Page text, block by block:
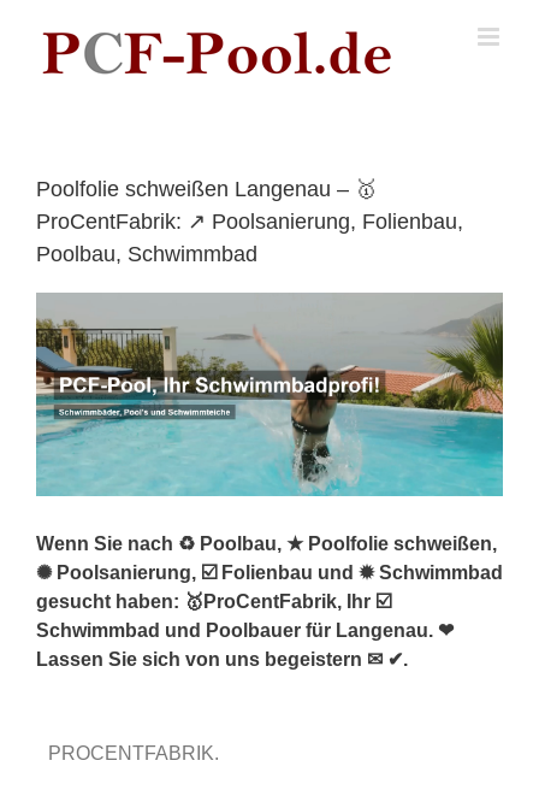
content
Poolfolie schweißen Langenau – 🥇
ProCentFabrik: ↗️ Poolsanierung, Folienbau,
Poolbau, Schwimmbad
Wenn Sie nach ♻ Poolbau, ★ Poolfolie schweißen,
✺ Poolsanierung, ☑️ Folienbau und ✹ Schwimmbad
gesucht haben: 🥇ProCentFabrik, Ihr ☑️
Schwimmbad und Poolbauer für Langenau. ❤
Lassen Sie sich von uns begeistern ✉ ✔.
PROCENTFABRIK.